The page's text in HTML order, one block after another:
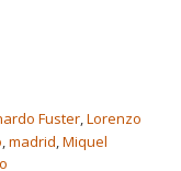
Fuster,Lorenzo
,madrid,Miquel